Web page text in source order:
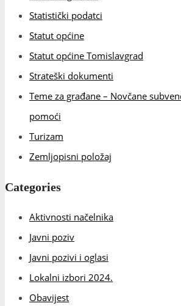
Zemljopisni položaj
Categories
Aktivnosti načelnika
Javni pozivi i oglasi
Lokalni izbori 2024.
Uncategorized
Vijesti
All Blog Posts:
OBAVIJEST O ORGANIZACIJI
NA GROBLJU MIRA PODIGNUTO
ZA DUVNJAKE STRADALE U